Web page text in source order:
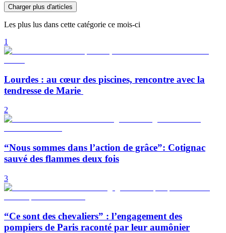
Charger plus d'articles
Les plus lus dans cette catégorie ce mois-ci
1
Lourdes : au cœur des piscines, rencontre avec la
tendresse de Marie
2
“Nous sommes dans l’action de grâce”: Cotignac
sauvé des flammes deux fois
3
“Ce sont des chevaliers” : l’engagement des
pompiers de Paris raconté par leur aumônier